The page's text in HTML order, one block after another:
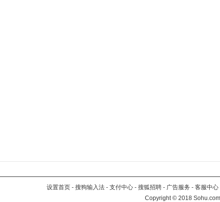
设置首页 - 搜狗输入法 - 支付中心 - 搜狐招聘 - 广告服务 - 客服中心
Copyright©2018